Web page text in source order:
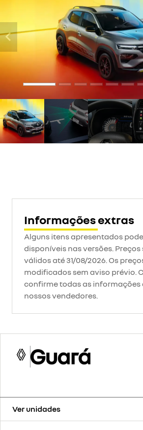
Informações extras
Alguns itens apresentados
disponíveis nas versões. Preços
válidos até 31/08/2026. Os
modificados sem aviso prévio.
confirme todas as informações
nossos vendedores.
Ver unidades